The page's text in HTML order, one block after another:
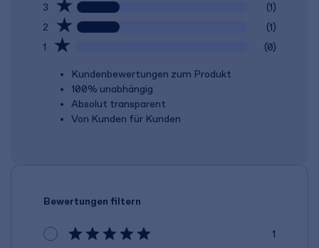
3
(1)
2
(1)
1
(0)
Kundenbewertungen zum Produkt
100% unabhängig
Absolut transparent
Von Kunden für Kunden
Bewertungen filtern
1